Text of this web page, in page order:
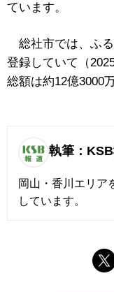
ています。
総社市では、ふ
登録していて（
総額は約12億3000
執筆：
岡山・香川エリア
しています。